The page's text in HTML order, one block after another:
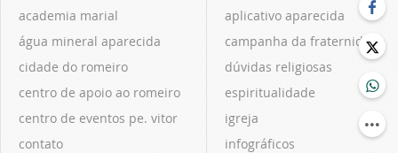
academia marial
água mineral aparecida
cidade do romeiro
centro de apoio ao romeiro
centro de eventos pe. vitor
contato
aplicativo aparecida
campanha da fraternidade
dúvidas religiosas
espiritualidade
igreja
infográficos